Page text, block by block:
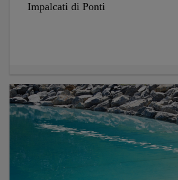
Impalcati di Ponti